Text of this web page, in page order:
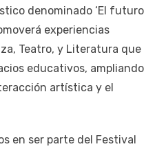
denominado ‘El futuro
experiencias
Teatro, y Literatura que
educativos, ampliando
artística y el
en ser parte del Festival